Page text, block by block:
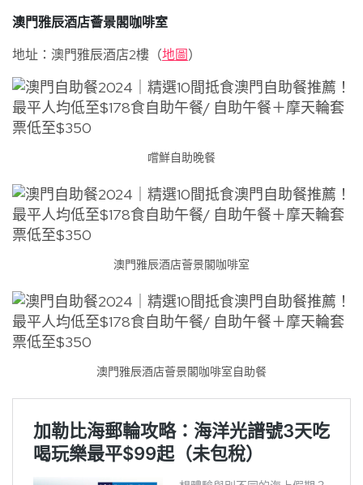
澳門雅辰酒店薈景閣咖啡室
地址：澳門雅辰酒店2樓（地圖）
嚐鮮自助晚餐
澳門雅辰酒店薈景閣咖啡室
澳門雅辰酒店薈景閣咖啡室自助餐